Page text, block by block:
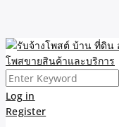
Skip
to
content
รับจ้างโ
ขายดี โพสประกาศขายสิ
ของ รับรองผล ดีที่สุดถูกที่สุ
Search
for:
Log in
Register